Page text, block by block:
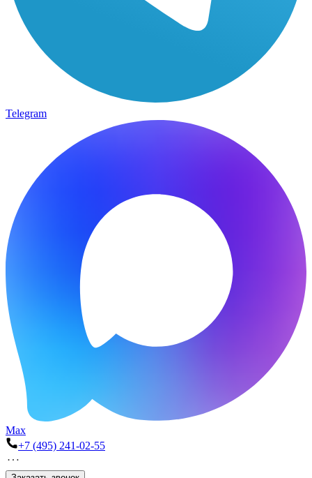
Telegram
Max
+7 (495) 241-02-55